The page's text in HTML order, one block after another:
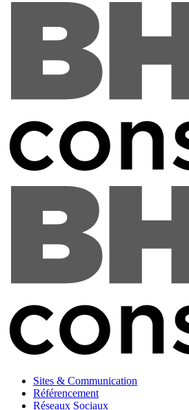
Sites & Communication
Référencement
Réseaux Sociaux